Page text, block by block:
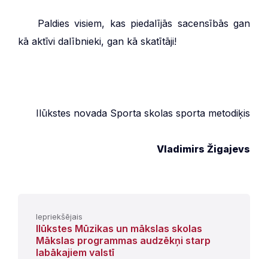
Paldies visiem, kas piedalījās sacensībās gan
kā aktīvi dalībnieki, gan kā skatītāji!
Ilūkstes novada Sporta skolas sporta metodiķis
Vladimirs Žigajevs
Iepriekšējais
Ilūkstes Mūzikas un mākslas skolas
Mākslas programmas audzēkņi starp
labākajiem valstī